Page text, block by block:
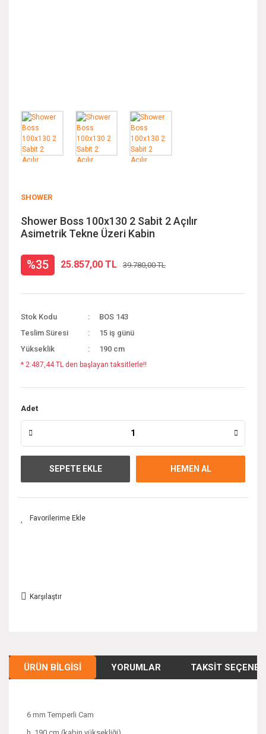
SHOWER
Shower Boss 100x130 2 Sabit 2 Açılır
Asimetrik Tekne Üzeri Kabin
%35 25.857,00 TL 39.780,00 TL
Stok Kodu
BOS 143
Teslim Süresi
15 iş günü
Yükseklik
190 cm
* 2.487,44 TL den başlayan taksitlerle!!
Adet
SEPETE EKLE HEMEN AL
Karşılaştır
ÜRÜN BILGISI YORUMLAR TAKSIT
6 mm Temperli Cam